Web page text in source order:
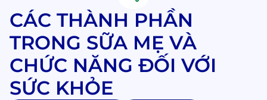
CÁC THÀNH PHẦN
TRONG SỮA MẸ VÀ
CHỨC NĂNG ĐỐI VỚI
SỨC KHỎE